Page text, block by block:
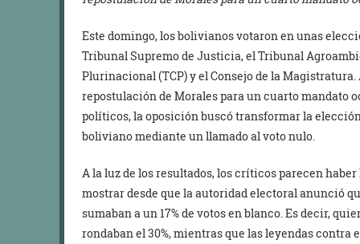
Este domingo, los bolivianos votaron en unas
Tribunal Supremo de Justicia, el Tribunal
Plurinacional (TCP) y el Consejo de la Magistratura.
repostulación de Morales para un cuarto mandato
políticos, la oposición buscó transformar la
boliviano mediante un llamado al voto nulo.
A la luz de los resultados, los críticos parecen
mostrar desde que la autoridad electoral anunció
sumaban a un 17% de votos en blanco. Es decir,
rondaban el 30%, mientras que las leyendas contra